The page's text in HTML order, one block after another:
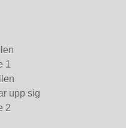
1
upp sig
2